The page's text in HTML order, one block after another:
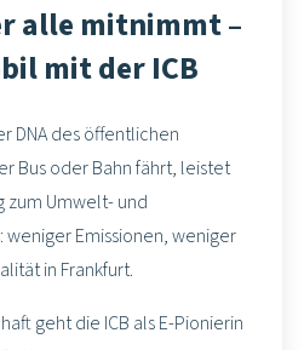
alle mitnimmt –
mit der ICB
DNA des öffentlichen
Bus oder Bahn fährt, leistet
zum Umwelt- und
weniger Emissionen, weniger
in Frankfurt.
geht die ICB als E-Pionierin